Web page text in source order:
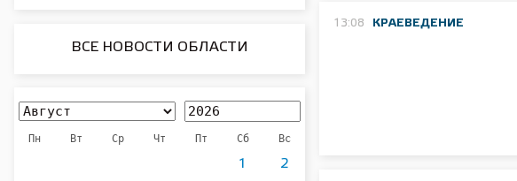
ВСЕ НОВОСТИ ОБЛАСТИ
Пн Вт Ср Чт Пт Сб Вс
1 2
13:08 КРАЕВЕДЕНИЕ